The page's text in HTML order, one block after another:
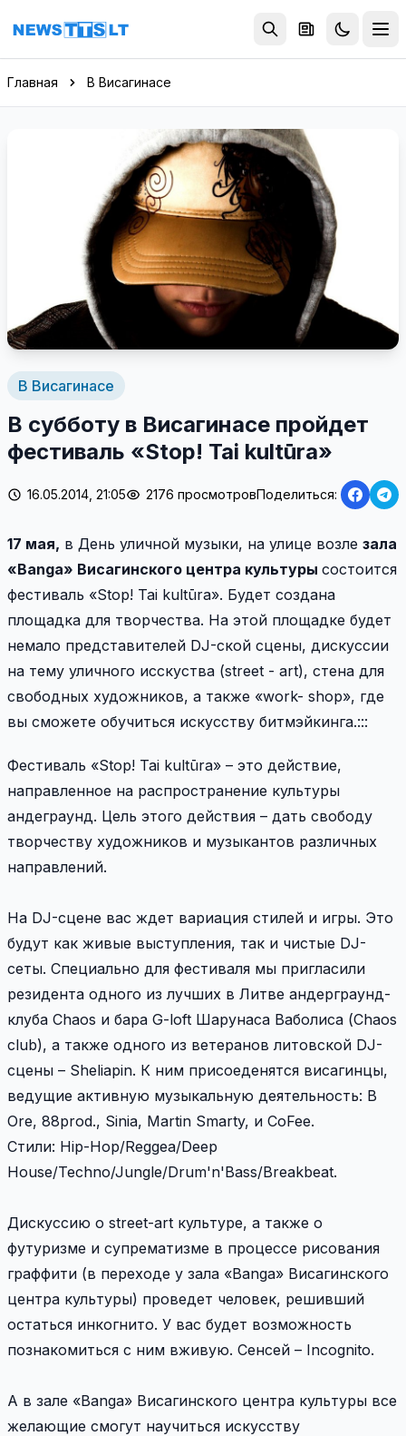
Перейти к содержимому
Главная В Висагинасе
В Висагинасе
В субботу в Висагинасе пройдет
фестиваль «Stop! Tai kultūra»
16.05.2014, 21:05 2176 просмотровПоделиться:
17 мая, в День уличной музыки, на улице возле зала
«Banga» Висагинского центра культуры состоится
фестиваль «Stop! Tai kultūra». Будет создана
площадка для творчества. На этой площадке будет
немало представителей DJ-ской сцены, дискуссии
на тему уличного исскуства (street - art), стена для
свободных художников, а также «work- shop», где
вы сможете обучиться искусству битмэйкинга.:::
Фестиваль «Stop! Tai kultūra» – это действие,
направленное на распространение культуры
андеграунд. Цель этого действия – дать свободу
творчеству художников и музыкантов различных
направлений.
На DJ-сцене вас ждет вариация стилей и игры. Это
будут как живые выступления, так и чистые DJ-
сеты. Специально для фестиваля мы пригласили
резидента одного из лучших в Литве андерграунд-
клуба Chaos и бара G-loft Шарунаса Ваболиса (Chaos
club), а также одного из ветеранов литовской DJ-
сцены – Sheliapin. К ним присоеденятся висагинцы,
ведущие активную музыкальную деятельность: B
Ore, 88prod., Sinia, Martin Smarty, и CoFee.
Стили: Hip-Hop/Reggea/Deep
House/Techno/Jungle/Drum'n'Bass/Breakbeat.
Дискуссию о street-art культуре, а также о
футуризме и супрематизме в процессе рисования
граффити (в переходе у зала «Banga» Висагинского
центра культуры) проведет человек, решивший
остаться инкогнито. У вас будет возможность
познакомиться с ним вживую. Сенсей – Incognito.
А в зале «Banga» Висагинского центра культуры все
желающие смогут научиться искусству